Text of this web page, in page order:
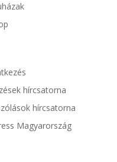
hírcsatorna
hírcsatorna
Magyarország